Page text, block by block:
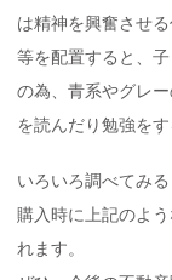
は精神を興奮させ
等を配置すると、
の為、青系やグレ
を読んだり勉強をす
いろいろ調べてみ
購入時に上記のよ
れます。